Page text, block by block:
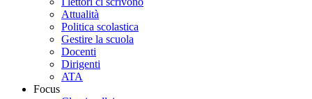
Attualità
Politica scolastica
Gestire la scuola
Docenti
Dirigenti
ATA
Focus